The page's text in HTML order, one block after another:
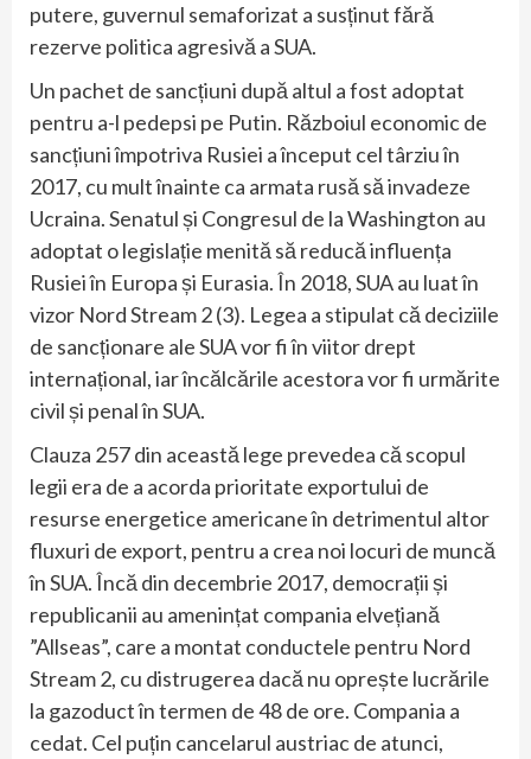
putere, guvernul semaforizat a susținut fără
rezerve politica agresivă a SUA.
Un pachet de sancțiuni după altul a fost adoptat
pentru a-l pedepsi pe Putin. Războiul economic de
sancțiuni împotriva Rusiei a început cel târziu în
2017, cu mult înainte ca armata rusă să invadeze
Ucraina. Senatul și Congresul de la Washington au
adoptat o legislație menită să reducă influența
Rusiei în Europa și Eurasia. În 2018, SUA au luat în
vizor Nord Stream 2 (3). Legea a stipulat că deciziile
de sancționare ale SUA vor fi în viitor drept
internațional, iar încălcările acestora vor fi urmărite
civil și penal în SUA.
Clauza 257 din această lege prevedea că scopul
legii era de a acorda prioritate exportului de
resurse energetice americane în detrimentul altor
fluxuri de export, pentru a crea noi locuri de muncă
în SUA. Încă din decembrie 2017, democrații și
republicanii au amenințat compania elvețiană
”Allseas”, care a montat conductele pentru Nord
Stream 2, cu distrugerea dacă nu oprește lucrările
la gazoduct în termen de 48 de ore. Compania a
cedat. Cel puțin cancelarul austriac de atunci,